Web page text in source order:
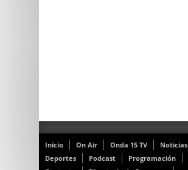
Inicio On Air Onda 15 TV
Noticias
Deportes
Podcast
Programación